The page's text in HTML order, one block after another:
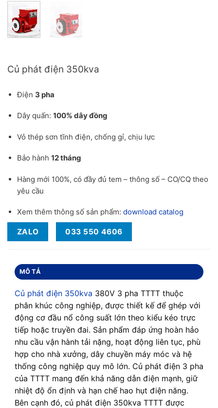
Củ phát điện 350kva
Điện 3 pha
Dây quấn: 100% dây đồng
Vỏ thép sơn tĩnh điện, chống gỉ, chịu lực
Bảo hành 12 tháng
Hàng mới 100%, có đầy đủ tem – thông số – CO/CQ theo
yêu cầu
Xem thêm thông số sản phẩm: download catalog
ZALO 033 550 4606
MÔ TẢ
Củ phát điện 350kva 380V 3 pha TTTT thuộc
phân khúc công nghiệp, được thiết kế để ghép với
động cơ đầu nổ công suất lớn theo kiểu kéo trực
tiếp hoặc truyền đai. Sản phẩm đáp ứng hoàn hảo
nhu cầu vận hành tải nặng, hoạt động liên tục, phù
hợp cho nhà xưởng, dây chuyền máy móc và hệ
thống công nghiệp quy mô lớn. Củ phát điện 3 pha
của TTTT mang đến khả năng dẫn điện mạnh, giữ
nhiệt độ ổn định và hạn chế hao hụt điện năng.
Bên cạnh đó, củ phát điện 350kva TTTT được